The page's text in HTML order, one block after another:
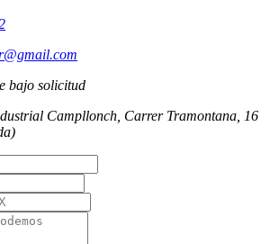
bajo solicitud
Campllonch, Carrer Tramontana, 16
)